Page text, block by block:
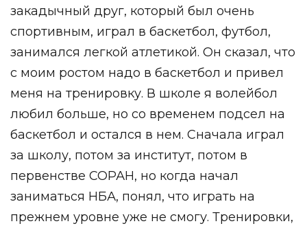
закадычный друг, который был очень
спортивным, играл в баскетбол, футбол,
занимался легкой атлетикой. Он сказал, что
с моим ростом надо в баскетбол и привел
меня на тренировку. В школе я волейбол
любил больше, но со временем подсел на
баскетбол и остался в нем. Сначала играл
за школу, потом за институт, потом в
первенстве СОРАН, но когда начал
заниматься НБА, понял, что играть на
прежнем уровне уже не смогу. Тренировки,